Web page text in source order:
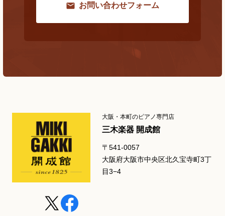
お問い合わせフォーム
大阪・本町のピアノ専門店
三木楽器 開成館
〒541-0057
大阪府大阪市中央区北久宝寺町3丁
目3−4